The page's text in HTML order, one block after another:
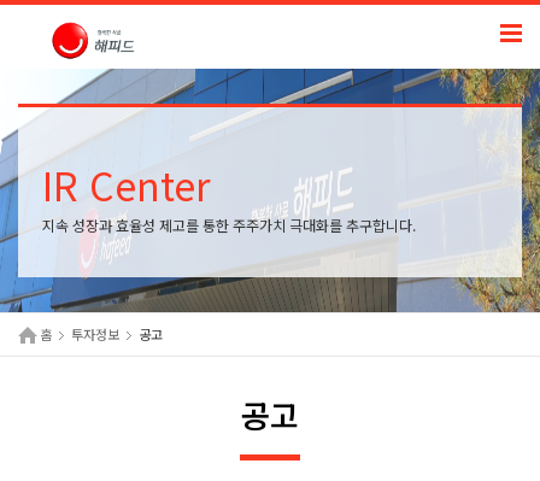
IR Center
지속 성장과 효율성 제고를 통한 주주가치 극대화를 추구합니다.
홈 투자정보 공고
공고